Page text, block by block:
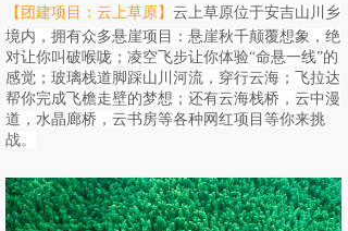
【团建项目：云上草原 】 云上草原位于安吉山川乡
境内，拥有众多悬崖项目：悬崖秋千颠覆想象，绝
对让你叫破喉咙；凌空飞步让你体验“命悬一线”的
感觉；玻璃栈道脚踩山川河流，穿行云海；飞拉达
帮你完成飞檐走壁的梦想；还有云海栈桥，云中漫
道，水晶廊桥，云书房等各种网红项目等你来挑
战。